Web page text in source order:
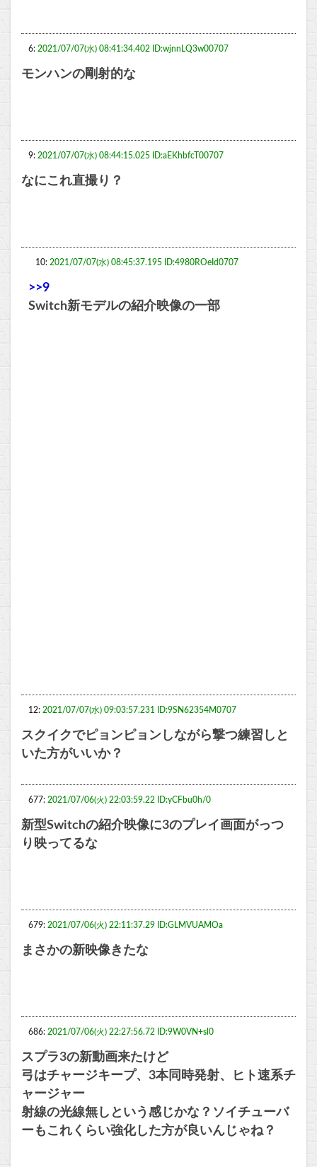
6: 2021/07/07(水) 08:41:34.402 ID:wjnnLQ3w00707
モンハンの剛射的な
9: 2021/07/07(水) 08:44:15.025 ID:aEKhbfcT00707
なにこれ直撮り？
10: 2021/07/07(水) 08:45:37.195 ID:4980ROeId0707
>>9
Switch新モデルの紹介映像の一部
12: 2021/07/07(水) 09:03:57.231 ID:9SN62354M0707
スクイクでピョンピョンしながら撃つ練習しと
いた方がいいか？
677: 2021/07/06(火) 22:03:59.22 ID:yCFbu0h/0
新型Switchの紹介映像に3のプレイ画面がっつ
り映ってるな
679: 2021/07/06(火) 22:11:37.29 ID:GLMVUAMOa
まさかの新映像きたな
686: 2021/07/06(火) 22:27:56.72 ID:9W0VN+sl0
スプラ3の新動画来たけど
弓はチャージキープ、3本同時発射、ヒト速系チ
ャージャー
射線の光線無しという感じかな？ソイチューバ
ーもこれくらい強化した方が良いんじゃね？